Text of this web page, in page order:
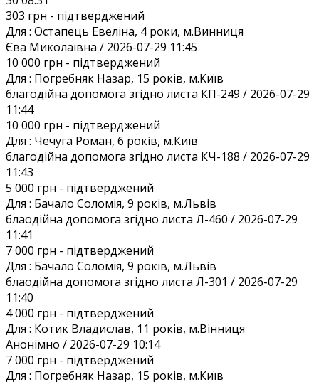
303 грн - підтверджений
Для : Остапець Евеліна, 4 роки, м.Винниця
Єва Миколаївна / 2026-07-29 11:45
10 000 грн - підтверджений
Для : Погребняк Назар, 15 років, м.Київ
благодійна допомога згідно листа КП-249 / 2026-07-29
11:44
10 000 грн - підтверджений
Для : Чечуга Роман, 6 років, м.Київ
благодійна допомога згідно листа КЧ-188 / 2026-07-29
11:43
5 000 грн - підтверджений
Для : Бачало Соломія, 9 років, м.Львів
блаодійна допомога згідно листа Л-460 / 2026-07-29
11:41
7 000 грн - підтверджений
Для : Бачало Соломія, 9 років, м.Львів
блаодійна допомога згідно листа Л-301 / 2026-07-29
11:40
4 000 грн - підтверджений
Для : Котик Владислав, 11 років, м.Вінниця
Анонiмно / 2026-07-29 10:14
7 000 грн - підтверджений
Для : Погребняк Назар, 15 років, м.Київ